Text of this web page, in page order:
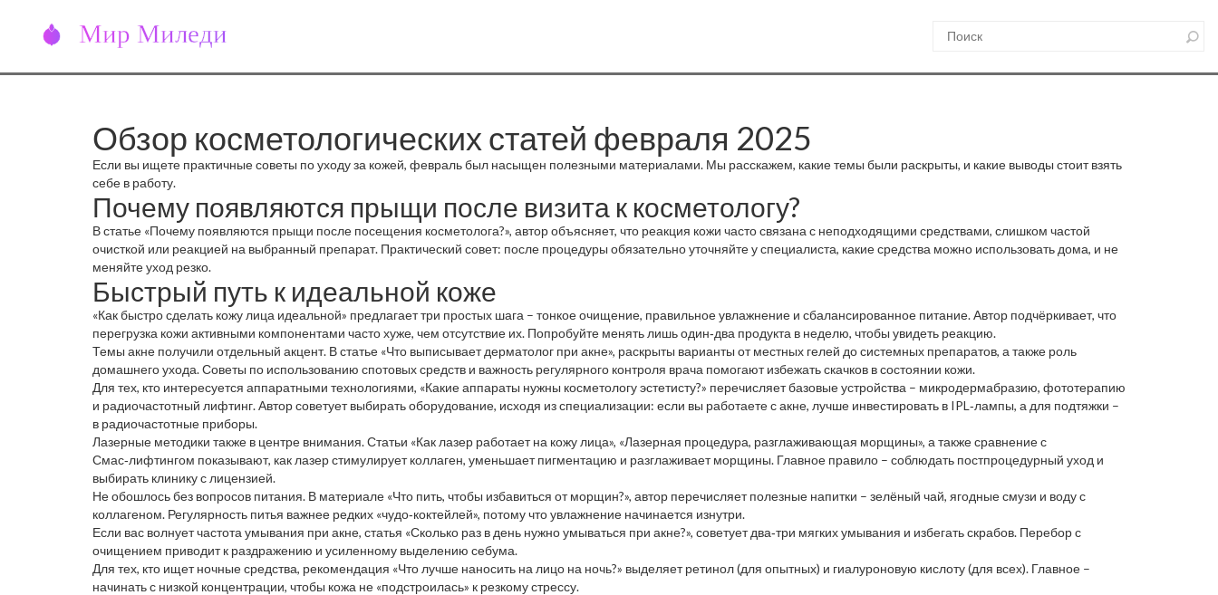
Обзор косметологических статей февраля 2025
Если вы ищете практичные советы по уходу за кожей, февраль был насыщен полезными материалами. Мы расскажем, какие темы были раскрыты, и какие выводы стоит взять
себе в работу.
Почему появляются прыщи после визита к косметологу?
В статье «Почему появляются прыщи после посещения косметолога?», автор объясняет, что реакция кожи часто связана с неподходящими средствами, слишком частой
очисткой или реакцией на выбранный препарат. Практический совет: после процедуры обязательно уточняйте у специалиста, какие средства можно использовать дома, и не
меняйте уход резко.
Быстрый путь к идеальной коже
«Как быстро сделать кожу лица идеальной» предлагает три простых шага – тонкое очищение, правильное увлажнение и сбалансированное питание. Автор подчёркивает, что
перегрузка кожи активными компонентами часто хуже, чем отсутствие их. Попробуйте менять лишь один‑два продукта в неделю, чтобы увидеть реакцию.
Темы акне получили отдельный акцент. В статье «Что выписывает дерматолог при акне», раскрыты варианты от местных гелей до системных препаратов, а также роль
домашнего ухода. Советы по использованию спотовых средств и важность регулярного контроля врача помогают избежать скачков в состоянии кожи.
Для тех, кто интересуется аппаратными технологиями, «Какие аппараты нужны косметологу эстетисту?» перечисляет базовые устройства – микродермабразию, фототерапию
и радиочастотный лифтинг. Автор советует выбирать оборудование, исходя из специализации: если вы работаете с акне, лучше инвестировать в IPL‑лампы, а для подтяжки –
в радиочастотные приборы.
Лазерные методики также в центре внимания. Статьи «Как лазер работает на кожу лица», «Лазерная процедура, разглаживающая морщины», а также сравнение с
Смас‑лифтингом показывают, как лазер стимулирует коллаген, уменьшает пигментацию и разглаживает морщины. Главное правило – соблюдать постпроцедурный уход и
выбирать клинику с лицензией.
Не обошлось без вопросов питания. В материале «Что пить, чтобы избавиться от морщин?», автор перечисляет полезные напитки – зелёный чай, ягодные смузи и воду с
коллагеном. Регулярность питья важнее редких «чудо‑коктейлей», потому что увлажнение начинается изнутри.
Если вас волнует частота умывания при акне, статья «Сколько раз в день нужно умываться при акне?», советует два‑три мягких умывания и избегать скрабов. Перебор с
очищением приводит к раздражению и усиленному выделению себума.
Для тех, кто ищет ночные средства, рекомендация «Что лучше наносить на лицо на ночь?» выделяет ретинол (для опытных) и гиалуроновую кислоту (для всех). Главное –
начинать с низкой концентрации, чтобы кожа не «подстроилась» к резкому стрессу.